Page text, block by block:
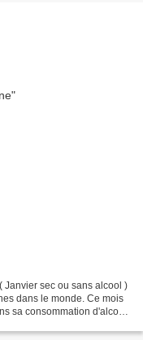
Janvier sec ou sans alcool )
dans le monde. Ce mois
sa consommation d'alcool